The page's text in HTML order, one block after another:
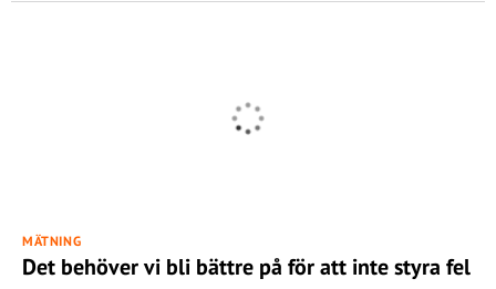
MÄTNING
Det behöver vi bli bättre på för att inte styra fel